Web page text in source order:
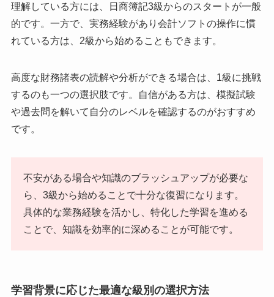
理解している方には、日商簿記3級からのスタートが一般
的です。一方で、実務経験があり会計ソフトの操作に慣
れている方は、2級から始めることもできます。
高度な財務諸表の読解や分析ができる場合は、1級に挑戦
するのも一つの選択肢です。自信がある方は、模擬試験
や過去問を解いて自分のレベルを確認するのがおすすめ
です。
不安がある場合や知識のブラッシュアップが必要な
ら、3級から始めることで十分な復習になります。
具体的な業務経験を活かし、特化した学習を進める
ことで、知識を効率的に深めることが可能です。
学習背景に応じた最適な級別の選択方法